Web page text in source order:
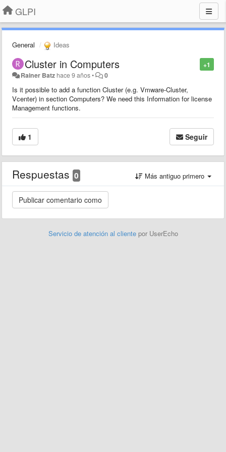
GLPI
General Ideas
+1
Cluster in Computers
Rainer Batz hace 9 años• 0
Is it possible to add a function Cluster (e.g. Vmware-Cluster,
Vcenter) in section Computers? We need this Information for license
Management functions.
1 Seguir
Respuestas 0 Más antiguo primero
Servicio de atención al cliente por UserEcho